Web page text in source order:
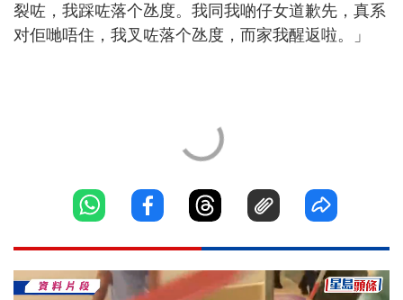
裂咗，我踩咗落个氹度。我同我啲仔女道歉先，真系
对佢哋唔住，我叉咗落个氹度，而家我醒返啦。」